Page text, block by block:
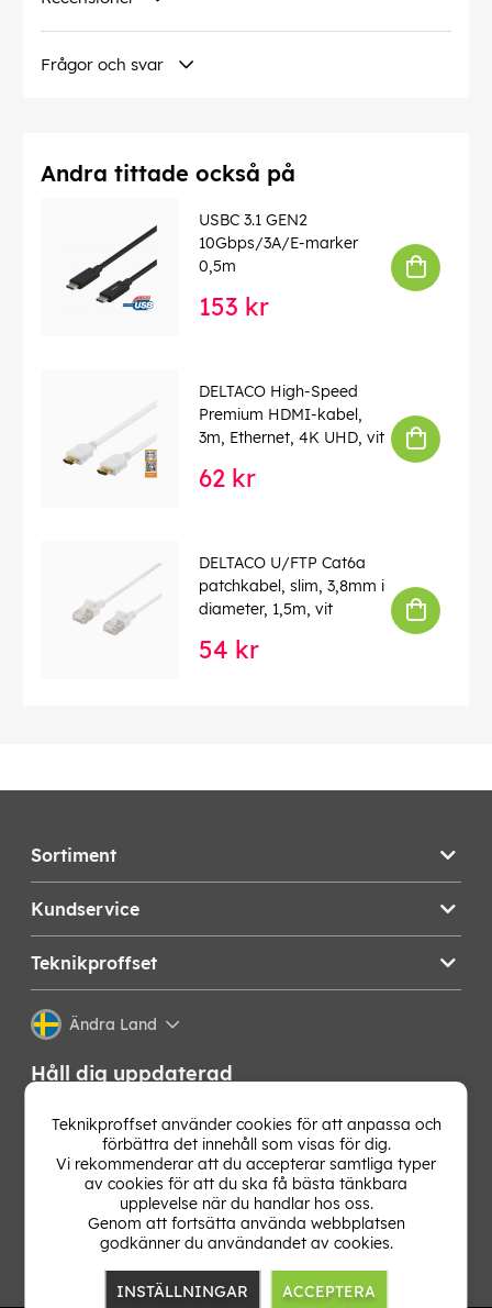
Frågor och svar
Andra tittade också på
USBC 3.1 GEN2
10Gbps/3A/E-marker
0,5m
153 kr
DELTACO High-Speed
Premium HDMI-kabel,
3m, Ethernet, 4K UHD, vit
62 kr
DELTACO U/FTP Cat6a
patchkabel, slim, 3,8mm i
diameter, 1,5m, vit
54 kr
Sortiment
Kundservice
Teknikproffset
Ändra Land
Håll dig uppdaterad
Få de senaste nyheterna, hetaste erbjudandena och
bästa tipsen från oss direkt i din mejlkorg. Signa upp på
vårt nyhetsbrev!
Teknikproffset använder cookies för att anpassa och
förbättra det innehåll som visas för dig.
Vi rekommenderar att du accepterar samtliga typer
av cookies för att du ska få bästa tänkbara
upplevelse när du handlar hos oss.
Genom att fortsätta använda webbplatsen
godkänner du användandet av cookies.
INSTÄLLNINGAR ACCEPTERA